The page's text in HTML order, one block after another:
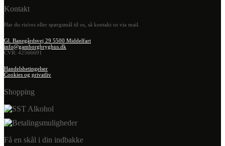
Kontakt
Har du ris/ros eller spørgsmål til os, så kontakt os via mail.
Gl. Banegårdsvej 29 5500 Middelfart
info@gamborgbryghus.dk
CVR: 42566691
Handelsbetingelser
Cookies og privatliv
Shopping
Få en skål i din indbakke